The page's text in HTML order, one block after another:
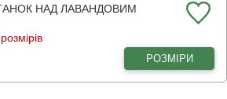
НАД ЛАВАНДОВИМ
РОЗМІРИ